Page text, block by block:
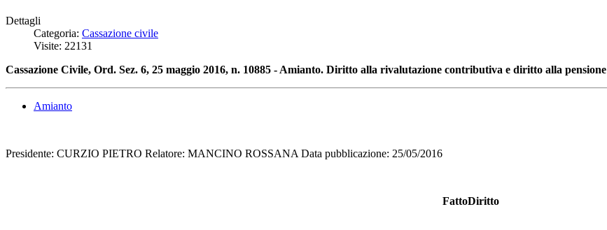
Dettagli
Categoria: Cassazione civile
Visite: 22131
Cassazione Civile, Ord. Sez. 6, 25 maggio 2016, n. 10885 - Amianto. Diritto alla rivalutazione contributiva e diritto alla pensione
Amianto
Presidente: CURZIO PIETRO Relatore: MANCINO ROSSANA Data pubblicazione: 25/05/2016
FattoDiritto